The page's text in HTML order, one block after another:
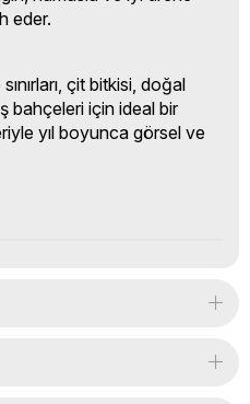
eder.
çit bitkisi, doğal
bahçeleri için ideal bir
yıl boyunca görsel ve